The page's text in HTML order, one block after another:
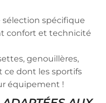
sélection spécifique
confort et technicité
genouillères,
ce dont les sportifs
équipement !